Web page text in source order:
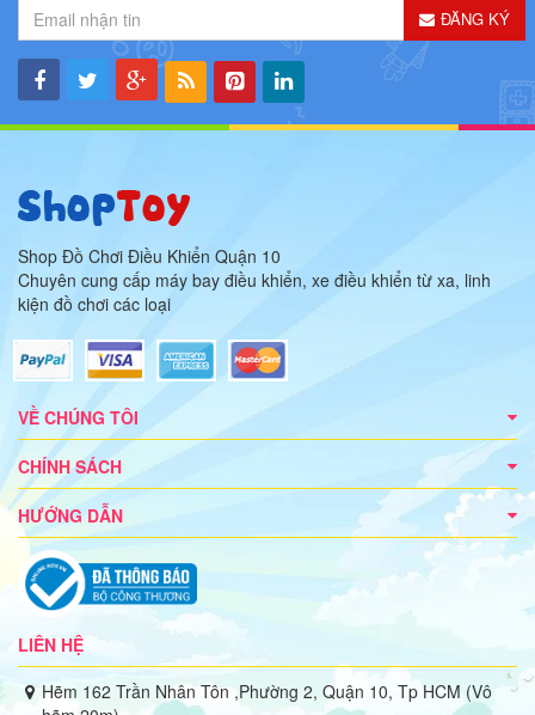
ĐĂNG KÝ
Shop Đồ Chơi Điều Khiển Quận 10
Chuyên cung cấp máy bay điều khiển, xe điều khiển từ xa, linh
kiện đồ chơi các loại
VỀ CHÚNG TÔI
CHÍNH SÁCH
HƯỚNG DẪN
LIÊN HỆ
Hẽm 162 Trần Nhân Tôn ,Phường 2, Quận 10, Tp HCM (Vô